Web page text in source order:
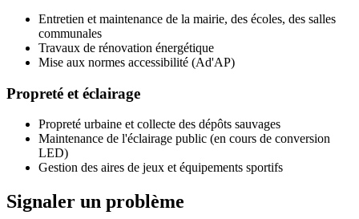
Entretien et maintenance de la mairie, des écoles, des salles
communales
Travaux de rénovation énergétique
Mise aux normes accessibilité (Ad'AP)
Propreté et éclairage
Propreté urbaine et collecte des dépôts sauvages
Maintenance de l'éclairage public (en cours de conversion
LED)
Gestion des aires de jeux et équipements sportifs
Signaler un problème